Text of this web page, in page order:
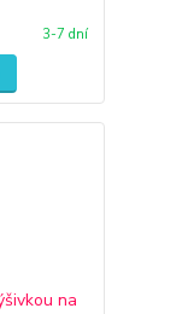
3-7 dní